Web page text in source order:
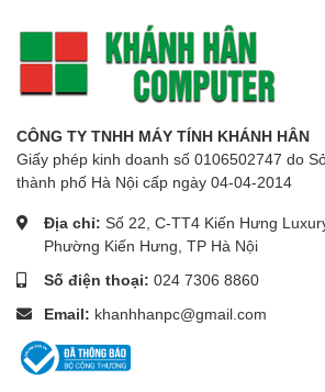
CÔNG TY TNHH MÁY TÍNH KHÁNH HÂN
Giấy phép kinh doanh số 0106502747 do
thành phố Hà Nội cấp ngày 04-04-2014
Địa chỉ: Số 22, C-TT4 Kiến Hưng
Phường Kiến Hưng, TP Hà Nội
Số điện thoại: 024 7306 8860
Email: khanhhanpc@gmail.com